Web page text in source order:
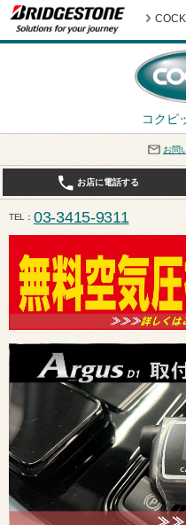
コクピ
お問
お店に電話する
TEL 03-3415-9311
平日10:30〜19:00 作業受付終了は17:30に